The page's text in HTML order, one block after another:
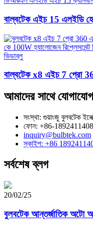
বাল্বটেক এইচ 15 এলইডি
বাল্বটেক x8 এইচ 7 প্রো
আমাদের সাথে
সংস্থা: গুয়াংজু বুলবটেক
ফোন: +86-
inquiry@bulbtek.com
স্কাইপ: +86
সর্বশেষ ব্লগ
20/02/25
বুলবটেক আন্তর্জাতিক অটো